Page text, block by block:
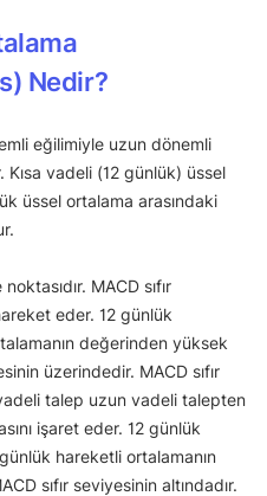
Nedir?
eğilimiyle uzun dönemli
vadeli (12 günlük) üssel
üssel ortalama arasındaki
MACD sıfır
eder. 12 günlük
değerinden yüksek
üzerindedir. MACD sıfır
talep uzun vadeli talepten
işaret eder. 12 günlük
hareketli ortalamanın
sıfır seviyesinin altındadır.